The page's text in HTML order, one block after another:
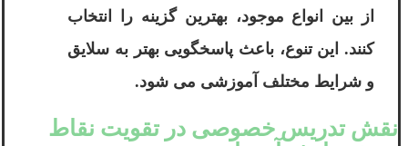
از بین انواع موجود، بهترین گزینه را انتخاب
کنند. این تنوع، باعث پاسخگویی بهتر به سلایق
و شرایط مختلف آموزشی می شود.
نقش تدریس خصوصی در تقویت نقاط